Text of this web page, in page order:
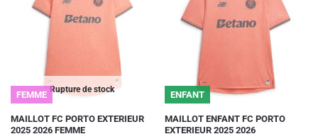
choisies
du
produit
choisies
du
produit
Rupture de stock
FEMME
MAILLOT FC PORTO EXTERIEUR
2025 2026 FEMME
ENFANT
MAILLOT ENFANT FC PORTO
EXTERIEUR 2025 2026
Ce